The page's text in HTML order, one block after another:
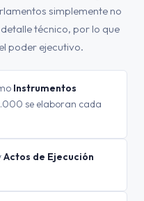
simplemente no
técnico, por lo que
poder ejecutivo.
Instrumentos
se elaboran cada
Actos de Ejecución